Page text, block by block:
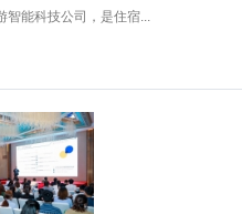
智能科技公司，是住宿...